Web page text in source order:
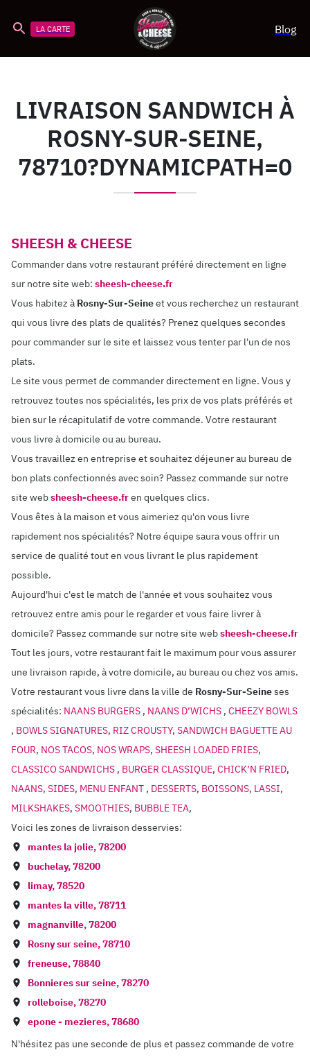
LA CARTE Blog
LIVRAISON SANDWICH À
ROSNY-SUR-SEINE,
78710?DYNAMICPATH=0
SHEESH & CHEESE
Commander dans votre restaurant préféré directement en ligne
sur notre site web: sheesh-cheese.fr
Vous habitez à Rosny-Sur-Seineet vous recherchez un restaurant
qui vous livre des plats de qualités? Prenez quelques secondes
pour commander sur le site et laissez vous tenter par l'un de nos
plats.
Le site vous permet de commander directement en ligne. Vous y
retrouvez toutes nos spécialités, les prix de vos plats préférés et
bien sur le récapitulatif de votre commande. Votre restaurant
vous livre à domicile ou au bureau.
Vous travaillez en entreprise et souhaitez déjeuner au bureau de
bon plats confectionnés avec soin? Passez commande sur notre
site websheesh-cheese.fren quelques clics.
Vous êtes à la maison et vous aimeriez qu'on vous livre
rapidement nos spécialités? Notre équipe saura vous offrir un
service de qualité tout en vous livrant le plus rapidement
possible.
Aujourd'hui c'est le match de l'année et vous souhaitez vous
retrouvez entre amis pour le regarder et vous faire livrer à
domicile? Passez commande sur notre site websheesh-cheese.fr
Tout les jours, votre restaurant fait le maximum pour vous assurer
une livraison rapide, à votre domicile, au bureau ou chez vos amis.
Votre restaurant vous livre dans la ville de Rosny-Sur-Seineses
spécialités: NAANS BURGERS , NAANS D’WICHS , CHEEZY BOWLS
, BOWLS SIGNATURES, RIZ CROUSTY, SANDWICH BAGUETTE AU
FOUR, NOS TACOS, NOS WRAPS, SHEESH LOADED FRIES,
CLASSICO SANDWICHS , BURGER CLASSIQUE, CHICK’N FRIED,
NAANS, SIDES, MENU ENFANT , DESSERTS, BOISSONS, LASSI,
MILKSHAKES, SMOOTHIES, BUBBLE TEA,
Voici les zones de livraison desservies:
mantes la jolie,78200
buchelay,78200
limay,78520
mantes la ville,78711
magnanville,78200
Rosny sur seine,78710
freneuse,78840
Bonnieres sur seine,78270
rolleboise,78270
epone - mezieres,78680
N'hésitez pas une seconde de plus et passez commande de votre